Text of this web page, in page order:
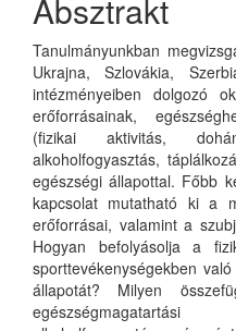
Absztrakt
Tanulmányunkban
Ukrajna, Szlovákia,
intézményeiben dolgozó
erőforrásainak,
(fizikai aktivitás,
alkoholfogyasztás,
egészségi állapottal. Főbb
kapcsolat mutatható ki a
erőforrásai, valamint a
Hogyan befolyásolja a
sporttevékenységekben
állapotát? Milyen